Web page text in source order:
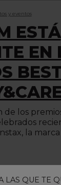
y eventos
ESTÁ
EN
de los
la
LAS QUE TE